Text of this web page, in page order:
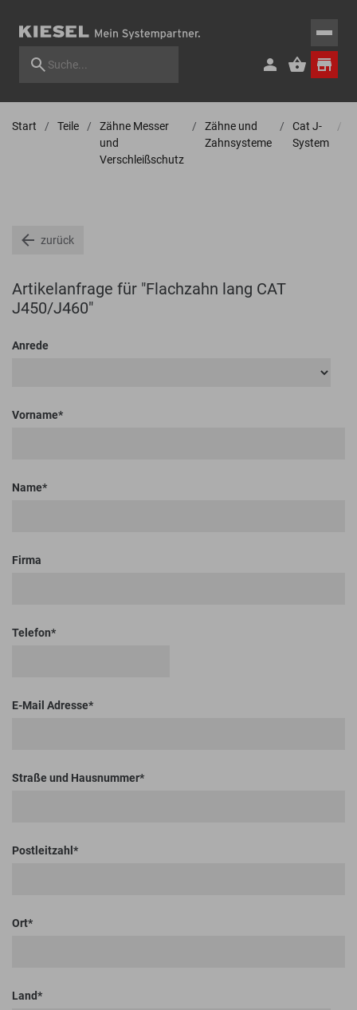
Start Teile
Zähne Messer
und
Verschleißschutz
Zähne und
Zahnsysteme
Cat J-
System
zurück
Artikelanfrage für "Flachzahn lang CAT
J450/J460"
Anrede
Vorname
Name
Firma
Telefon
E-Mail Adresse
Straße und Hausnummer
Postleitzahl
Ort
Land